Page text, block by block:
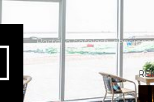
Portál o hotelech,